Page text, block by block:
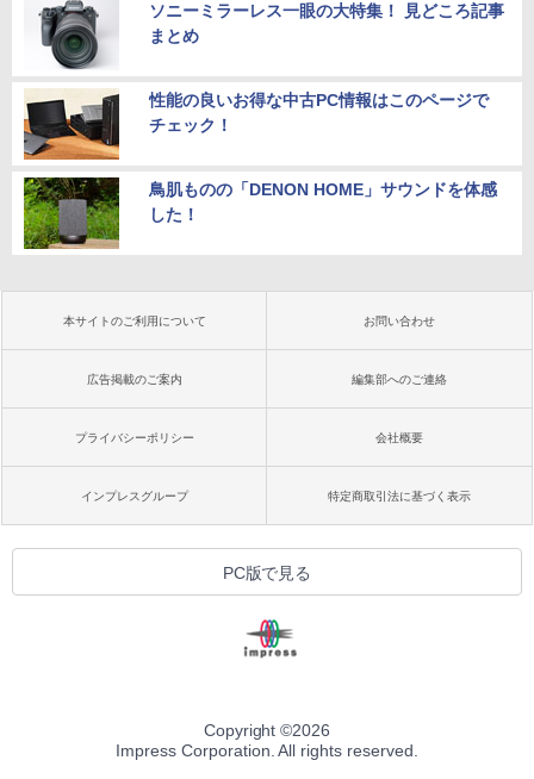
ソニーミラーレス一眼の大特集！ 見どころ記事
まとめ
性能の良いお得な中古PC情報はこのページで
チェック！
鳥肌ものの「DENON HOME」サウンドを体感
した！
本サイトのご利用について お問い合わせ
広告掲載のご案内 編集部へのご連絡
プライバシーポリシー 会社概要
インプレスグループ 特定商取引法に基づく表示
PC版で見る
Copyright ©2026
Impress Corporation. All rights reserved.